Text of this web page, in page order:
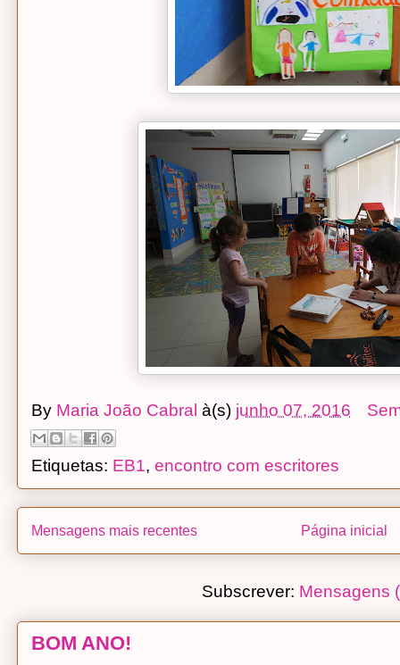
By Maria João Cabral à(s) junho 07, 2016
Etiquetas: EB1, encontro com escritores
Mensagens mais recentes Página inicial
Subscrever: Mensagens
BOM ANO!